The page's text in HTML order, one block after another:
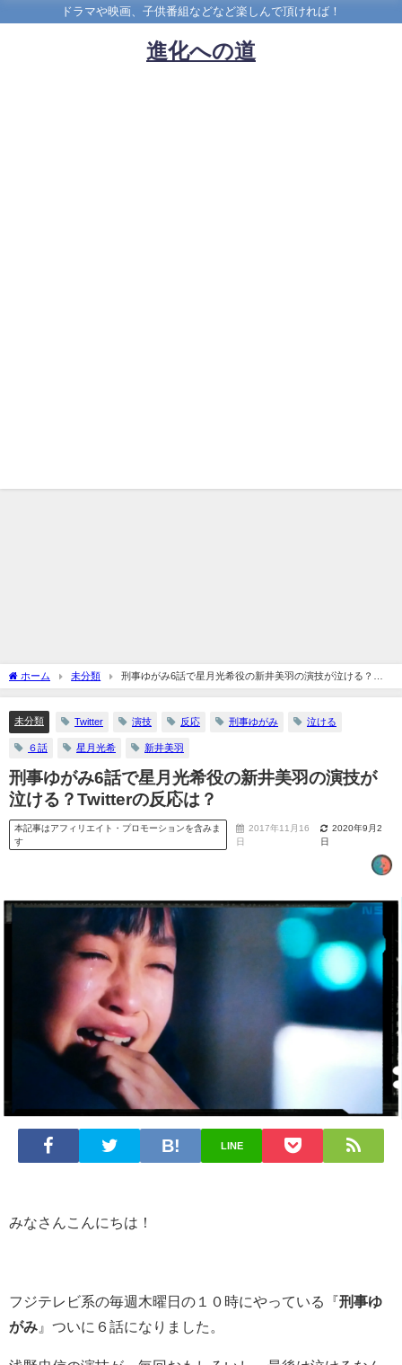
ドラマや映画、子供番組などなど楽しんで頂ければ！
進化への道
ホーム 未分類
刑事ゆがみ6話で星月光希役の新井美羽の演技が泣ける？
Twitterの反応は？
未分類 Twitter 演技 反応 刑事ゆがみ 泣ける
６話 星月光希 新井美羽
刑事ゆがみ6話で星月光希役の新井美羽の演技が
泣ける？Twitterの反応は？
本記事はアフィリエイト・プロモーションを含みま
す
2017年11月16
日
2020年9月2
日
LINE
みなさんこんにちは！
フジテレビ系の毎週木曜日の１０時にやっている『刑事ゆ
がみ 』ついに６話になりました。